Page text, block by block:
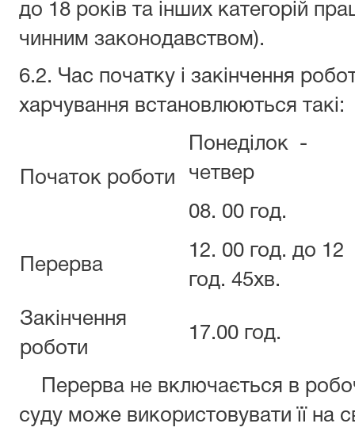
до 18 років та інших категорій
чинним законодавством).
6.2. Час початку і закінчення
харчування встановлюються такі:
Початок роботи
Понеділок -
четвер
08. 00 год.
Перерва
12. 00 год. до 12
год. 45хв.
Закінчення
роботи
17.00 год.
Перерва не включається в
суду може використовувати її на